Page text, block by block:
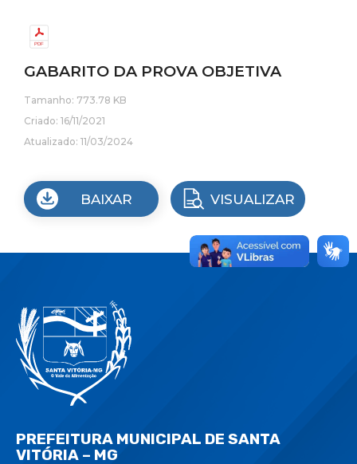
GABARITO DA PROVA OBJETIVA
Tamanho: 773.78 KB
Criado: 16/11/2021
Atualizado: 11/03/2024
BAIXAR VISUALIZAR
PREFEITURA MUNICIPAL DE SANTA
VITÓRIA – MG